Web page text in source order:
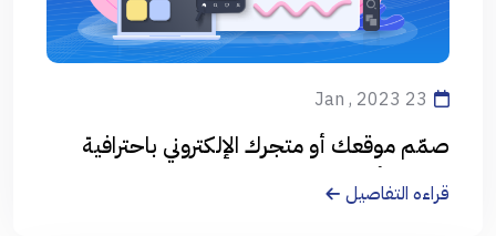
23 Jan , 2023
صمّم موقعك أو متجرك الإلكتروني باحترافية
على يد أفضل المصممين
قراءه التفاصيل